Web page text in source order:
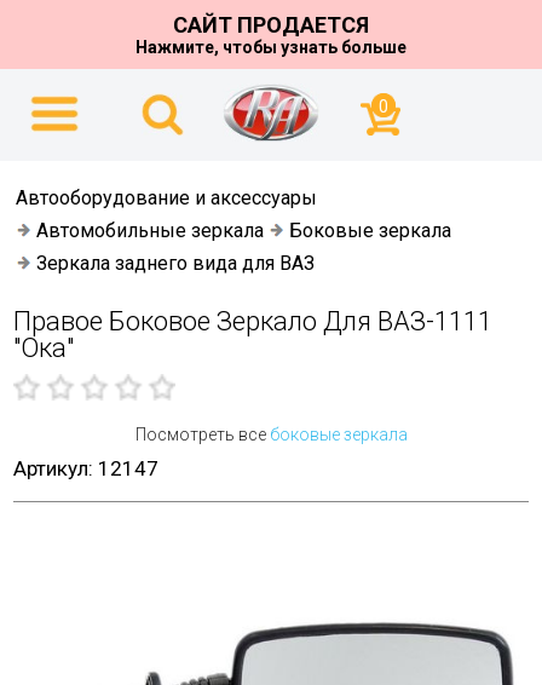
САЙТ ПРОДАЕТСЯ
Нажмите, чтобы узнать больше
0
Автооборудование и аксессуары
Автомобильные зеркала
Боковые зеркала
Зеркала заднего вида для ВАЗ
Правое Боковое Зеркало Для ВАЗ-1111
"Ока"
Посмотреть все боковые зеркала
Артикул: 12147